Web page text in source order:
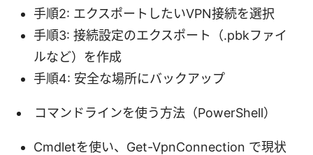
手順2: エクスポートしたいVPN接続を選択
手順3: 接続設定のエクスポート（.pbkファイ
ルなど）を作成
手順4: 安全な場所にバックアップ
コマンドラインを使う方法（PowerShell）
Cmdletを使い、Get-VpnConnection で現状